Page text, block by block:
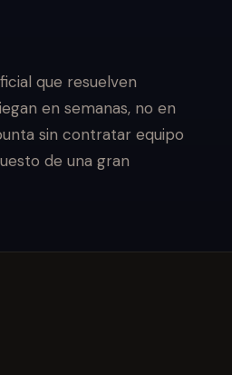
que resuelven
en semanas, no en
sin contratar equipo
de una gran